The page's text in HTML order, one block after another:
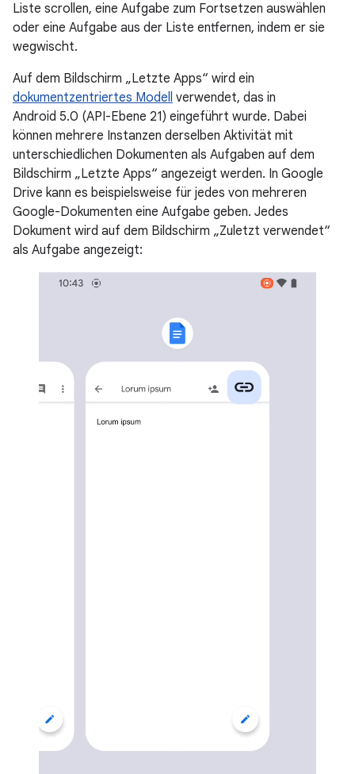
Liste scrollen, eine Aufgabe zum Fortsetzen auswählen
oder eine Aufgabe aus der Liste entfernen, indem er sie
wegwischt.
Auf dem Bildschirm „Letzte Apps“ wird ein
dokumentzentriertes Modell verwendet, das in
Android 5.0 (API-Ebene 21) eingeführt wurde. Dabei
können mehrere Instanzen derselben Aktivität mit
unterschiedlichen Dokumenten als Aufgaben auf dem
Bildschirm „Letzte Apps“ angezeigt werden. In Google
Drive kann es beispielsweise für jedes von mehreren
Google-Dokumenten eine Aufgabe geben. Jedes
Dokument wird auf dem Bildschirm „Zuletzt verwendet“
als Aufgabe angezeigt: